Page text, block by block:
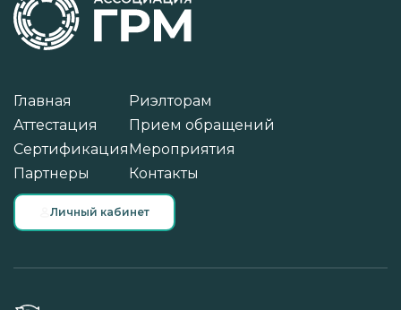
Главная
Аттестация
Сертификация
Партнеры
Риэлторам
Прием обращений
Мероприятия
Контакты
Личный кабинет